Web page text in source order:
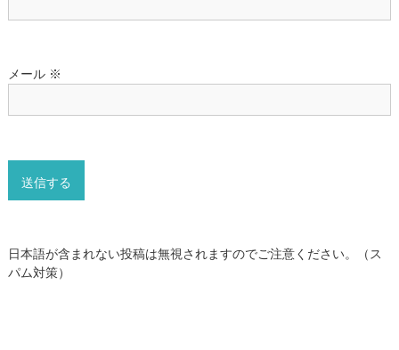
メール ※
日本語が含まれない投稿は無視されますのでご注意ください。（ス
パム対策）